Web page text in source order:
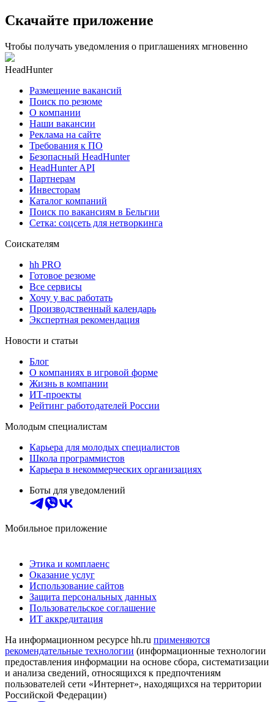
Скачайте приложение
Чтобы получать уведомления о приглашениях мгновенно
HeadHunter
Размещение вакансий
Поиск по резюме
О компании
Наши вакансии
Реклама на сайте
Требования к ПО
Безопасный HeadHunter
HeadHunter API
Партнерам
Инвесторам
Каталог компаний
Поиск по вакансиям в Бельгии
Сетка: соцсеть для нетворкинга
Соискателям
hh PRO
Готовое резюме
Все сервисы
Хочу у вас работать
Производственный календарь
Экспертная рекомендация
Новости и статьи
Блог
О компаниях в игровой форме
Жизнь в компании
ИТ-проекты
Рейтинг работодателей России
Молодым специалистам
Карьера для молодых специалистов
Школа программистов
Карьера в некоммерческих организациях
Боты для уведомлений
Мобильное приложение
Этика и комплаенс
Оказание услуг
Использование сайтов
Защита персональных данных
Пользовательское соглашение
ИТ аккредитация
На информационном ресурсе hh.ru применяются
рекомендательные технологии (информационные технологии
предоставления информации на основе сбора, систематизации
и анализа сведений, относящихся к предпочтениям
пользователей сети «Интернет», находящихся на территории
Российской Федерации)